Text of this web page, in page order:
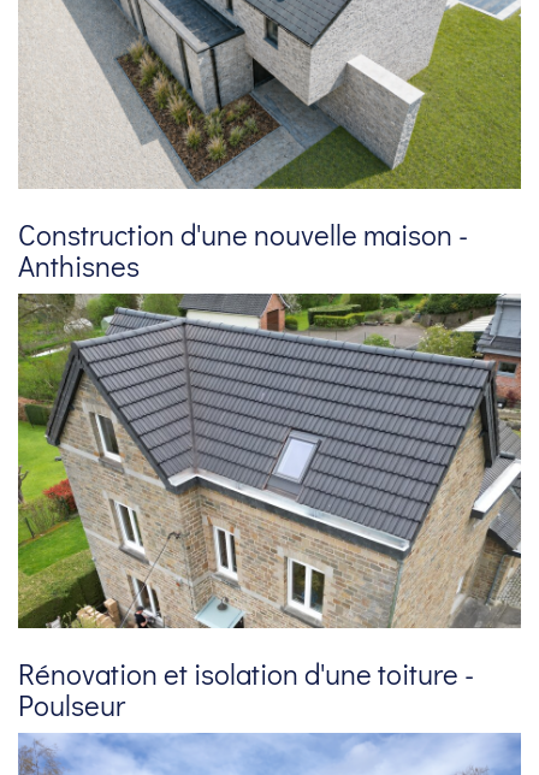
Construction d'une nouvelle maison -
Anthisnes
Rénovation et isolation d'une toiture -
Poulseur